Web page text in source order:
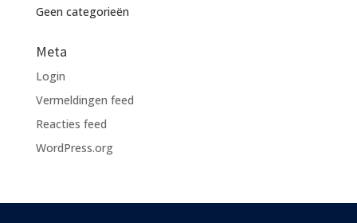
Geen categorieën
Meta
Login
Vermeldingen feed
Reacties feed
WordPress.org